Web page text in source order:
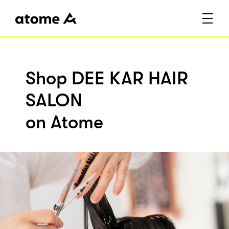
Shop DEE KAR HAIR
SALON
on Atome